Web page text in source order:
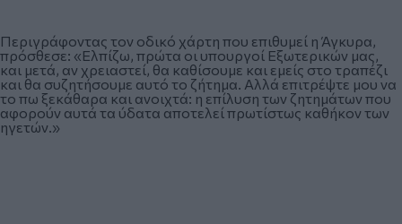
Περιγράφοντας τον οδικό χάρτη που επιθυμεί η Άγκυρα,
πρόσθεσε: «Ελπίζω, πρώτα οι υπουργοί Εξωτερικών μας,
και μετά, αν χρειαστεί, θα καθίσουμε και εμείς στο τραπέζι
και θα συζητήσουμε αυτό το ζήτημα. Αλλά επιτρέψτε μου να
το πω ξεκάθαρα και ανοιχτά: η επίλυση των ζητημάτων που
αφορούν αυτά τα ύδατα αποτελεί πρωτίστως καθήκον των
ηγετών.»